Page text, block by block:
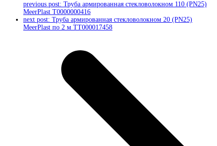
previous post: Труба армированная стекловолокном 110 (PN25)
MeerPlast Т0000000416
next post: Труба армированная стекловолокном 20 (PN25)
MeerPlast по 2 м ТТ000017458